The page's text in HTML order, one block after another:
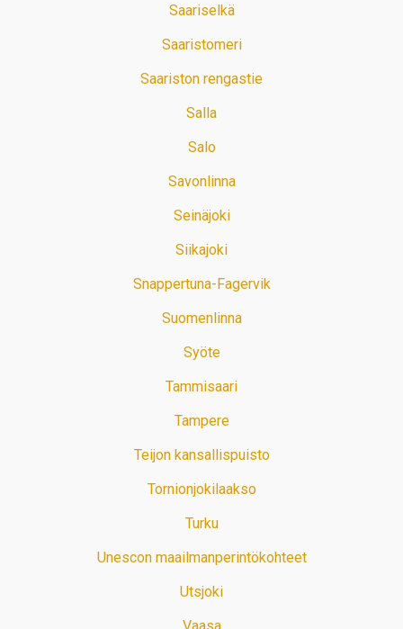
Saariselkä
Saaristomeri
Saariston rengastie
Salla
Salo
Savonlinna
Seinäjoki
Siikajoki
Snappertuna-Fagervik
Suomenlinna
Syöte
Tammisaari
Tampere
Teijon kansallispuisto
Tornionjokilaakso
Turku
Unescon maailmanperintökohteet
Utsjoki
Vaasa